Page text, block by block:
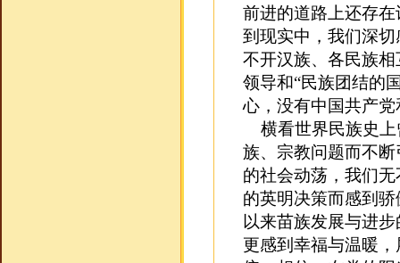
前进的道路上还存
到现实中，我们深
不开汉族、各民族
领导和“民族团结的
心，没有中国共产
横看世界民族史上
族、宗教问题而不
的社会动荡，我们
的英明决策而感到
以来苗族发展与进
更感到幸福与温暖